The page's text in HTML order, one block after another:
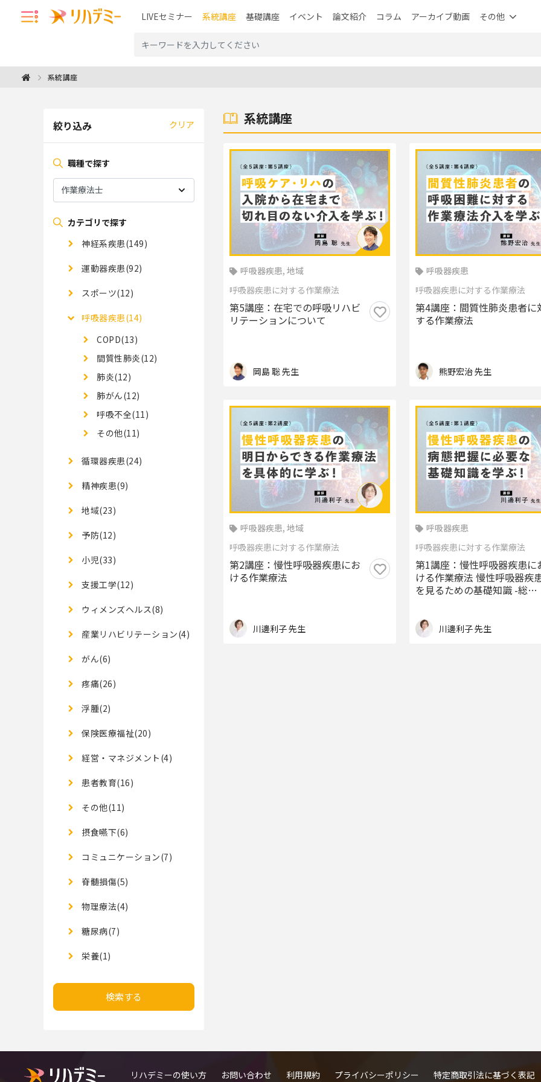
LIVEセミナー 系統講座 基礎講座 イベント 論文紹介 コラム アーカイブ動画 その他
系統講座
絞り込み クリア
職種で探す
カテゴリで探す
神経系疾患(149)
運動器疾患(92)
スポーツ(12)
呼吸器疾患(14)
COPD(13)
間質性肺炎(12)
肺炎(12)
肺がん(12)
呼吸不全(11)
その他(11)
循環器疾患(24)
精神疾患(9)
地域(23)
予防(12)
小児(33)
支援工学(12)
ウィメンズヘルス(8)
産業リハビリテーション(4)
がん(6)
疼痛(26)
浮腫(2)
保険医療福祉(20)
経営・マネジメント(4)
患者教育(16)
その他(11)
摂食嚥下(6)
コミュニケーション(7)
脊髄損傷(5)
物理療法(4)
糖尿病(7)
栄養(1)
検索する
系統講座
呼吸器疾患, 地域
呼吸器疾患に対する作業療法
第5講座：在宅での呼吸リハビ
リテーションについて
岡島 聡 先生
呼吸器疾患
呼吸器疾患に対する作業療法
第4講座：間質性肺炎患者に
する作業療法
熊野宏治 先生
呼吸器疾患, 地域
呼吸器疾患に対する作業療法
第2講座：慢性呼吸器疾患にお
ける作業療法
川邊利子 先生
呼吸器疾患
呼吸器疾患に対する作業療法
第1講座：慢性呼吸器疾患に
ける作業療法 慢性呼吸器疾患
を見るための基礎知識 -総集
川邊利子 先生
リハデミーの使い方 お問い合わせ 利用規約 プライバシーポリシー 特定商取引法に基づく表記